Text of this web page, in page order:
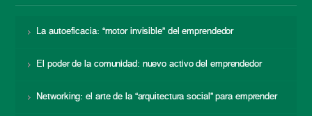
La autoeficacia: “motor invisible” del emprendedor
El poder de la comunidad: nuevo activo del emprendedor
Networking: el arte de la “arquitectura social” para emprender